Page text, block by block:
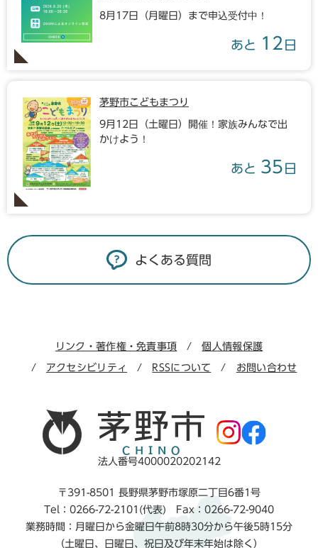
8月17日（月曜日）まで申込受付中！
あと 12 日
茅野市こどもまつり
9月12日（土曜日）開催！家族みんなで出
かけよう！
あと 35 日
よくある質問
リンク・著作権・免責事項 個人情報保護
アクセシビリティ RSSについて お問い合わせ
法人番号4000020202142
〒391-8501 長野県茅野市塚原二丁目6番1号
Tel：0266-72-2101(代表) Fax：0266-72-9040
業務時間：月曜日から金曜日午前8時30分から午後5時15分
（土曜日、日曜日、祝日及び年末年始は除く）